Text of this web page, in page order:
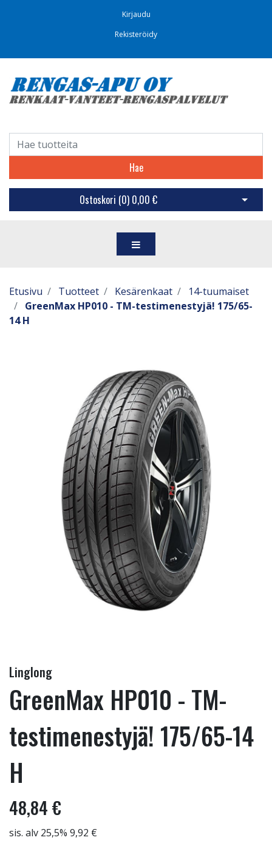
Kirjaudu
Rekisteröidy
Hae
Ostoskori (0) 0,00 € Avaa
Etusivu Tuotteet Kesärenkaat
14-tuumaiset
GreenMax HP010 - TM-testimenestyjä! 175/65-
14 H
Linglong
GreenMax HP010 - TM-
testimenestyjä! 175/65-14
H
48,84 €
sis. alv 25,5% 9,92 €